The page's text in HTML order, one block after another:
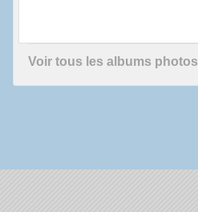
Voir tous les albums photos